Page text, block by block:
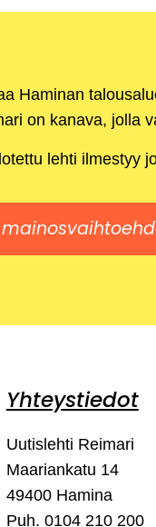
Haminan
on kanava, jolla
lehti ilmestyy
Yhteystiedot
Uutislehti Reimari
Maariankatu 14
49400 Hamina
Puh. 0104 210 200